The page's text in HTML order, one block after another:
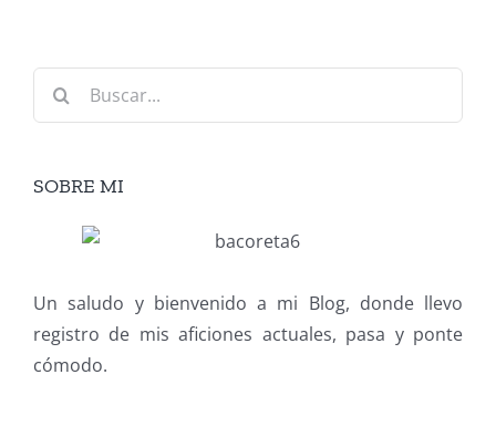
Buscar:
SOBRE MI
Un saludo y bienvenido a mi Blog, donde llevo
registro de mis aficiones actuales, pasa y ponte
cómodo.